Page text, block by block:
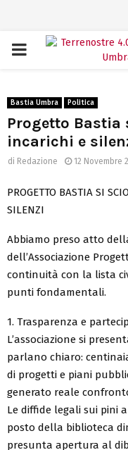
PRIMARY
Bastia Umbra Politica
Progetto
incarichi e
di Redazione 12 Novembre
PROGETTO BASTIA SI
SILENZI
Abbiamo preso atto
dell’Associazione
continuità con la lista
punti fondamentali.
1. Trasparenza e
L’associazione si
parlano chiaro:
di progetti e piani
generato reale
Le diffide legali sui pini
posto della biblioteca
presunta apertura al